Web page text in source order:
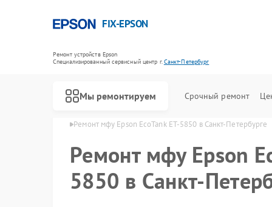
FIX-EPSON
Ремонт устройств Epson
Специализированный cервисный центр г.Санкт-Петербург
Мы ремонтируем Срочный ремонт
Санкт-Петербурге Ремонт мфу Epson EcoTank ET-5850 в Санкт-Петербурге
Ремонт мфу Epson
5850 в Санкт-